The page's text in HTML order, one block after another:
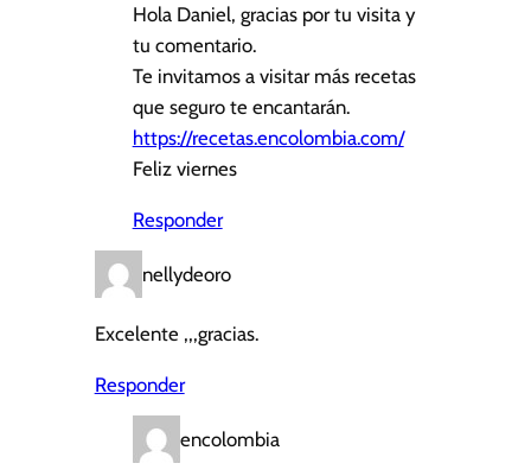
Hola Daniel, gracias por tu visita y
tu comentario.
Te invitamos a visitar más recetas
que seguro te encantarán.
https://recetas.encolombia.com/
Feliz viernes
Responder
nellydeoro
Excelente ,,,gracias.
Responder
encolombia